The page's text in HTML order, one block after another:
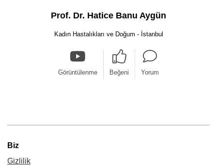
Prof. Dr. Hatice Banu Aygün
Kadın Hastalıkları ve Doğum - İstanbul
Görüntülenme Beğeni Yorum
Biz
Gizlilik